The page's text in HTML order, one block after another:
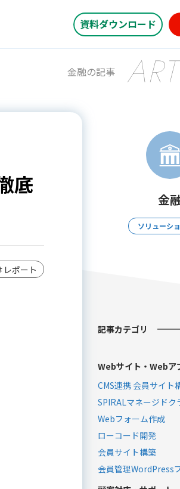
資料ダウンロード
金融の記事
底
レポート
金
ソリューシ
記事カテゴリ
Webサイト・Webア
CMS連携 会員サイト
SPIRALマネージドク
Webフォーム作成
ローコード開発
会員サイト構築
会員管理WordPress